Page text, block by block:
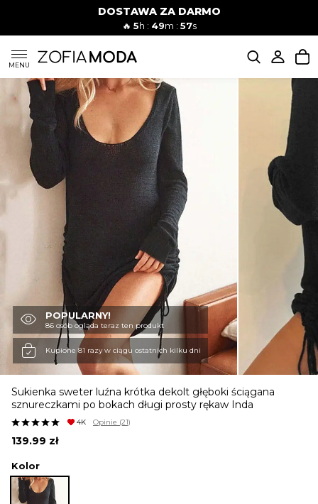
DOSTAWA ZA DARMO
🔥 5h : 49m : 56s
MENU
SUKIENKI
KOMPLETY
JEANSY
MODA PLAŻOWA
KURTKI I PŁASZCZE
KOMBINEZONY
POPULARNY!
86 osób ogląda teraz ten produkt
Kupione 81 razy w ciągu ostatnich kilku dni
Sukienka sweter luźna krótka dekolt głęboki ściągana
sznureczkami po bokach długi prosty rękaw Inda
4K Opinie (21)
139.99 zł
Kolor